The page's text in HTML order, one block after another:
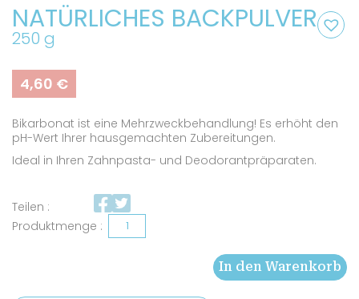
NATÜRLICHES BACKPULVER
250 g
4,60 €
Bikarbonat ist eine Mehrzweckbehandlung! Es erhöht den
pH-Wert Ihrer hausgemachten Zubereitungen.
Ideal in Ihren Zahnpasta- und Deodorantpräparaten.
Teilen :
Natürliches
In den Warenkorb